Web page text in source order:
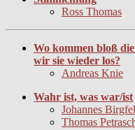
Ross Thomas
Wo kommen bloß
wir sie wieder los?
Andreas Knie
Wahr ist, was war/ist
Johannes
Thomas